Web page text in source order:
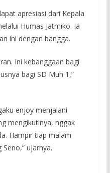
apresiasi dari Kepala
Humas Jatmiko. Ia
ini dengan bangga.
Ini kebanggaan bagi
bagi SD Muh 1,”
enjoy menjalani
mengikutinya, nggak
Hampir tiap malam
ujarnya.